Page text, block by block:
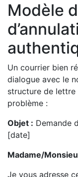
Modèle
Un courrier bien
dialogue avec le
structure de lettre
problème :
Objet : Demande
[date]
Madame/
Je vous adresse